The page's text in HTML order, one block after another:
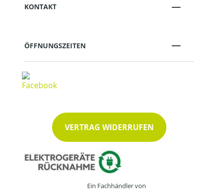
KONTAKT
ÖFFNUNGSZEITEN
VERTRAG WIDERRUFEN
Ein Fachhändler von